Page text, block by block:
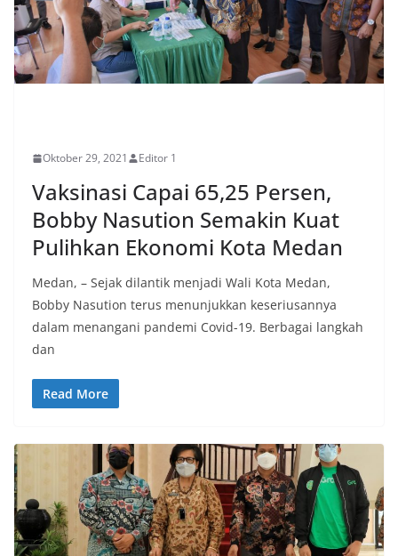
Oktober 29, 2021 Editor 1
Vaksinasi Capai 65,25 Persen,
Bobby Nasution Semakin Kuat
Pulihkan Ekonomi Kota Medan
Medan, – Sejak dilantik menjadi Wali Kota Medan,
Bobby Nasution terus menunjukkan keseriusannya
dalam menangani pandemi Covid-19. Berbagai langkah
dan
Read More